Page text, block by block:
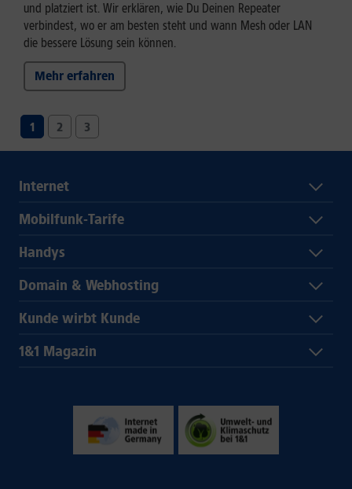
und platziert ist. Wir erklären, wie Du Deinen Repeater
verbindest, wo er am besten steht und wann Mesh oder LAN
die bessere Lösung sein können.
Mehr erfahren
1 2 3
Internet
Mobilfunk-Tarife
Handys
Domain & Webhosting
Kunde wirbt Kunde
1&1 Magazin